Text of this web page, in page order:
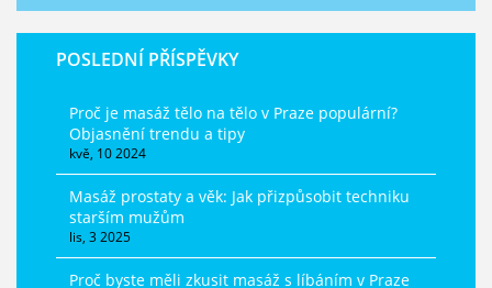
POSLEDNÍ PŘÍSPĚVKY
Proč je masáž tělo na tělo v Praze populární?
Objasnění trendu a tipy
kvě, 10 2024
Masáž prostaty a věk: Jak přizpůsobit techniku
starším mužům
lis, 3 2025
Proč byste měli zkusit masáž s líbáním v Praze